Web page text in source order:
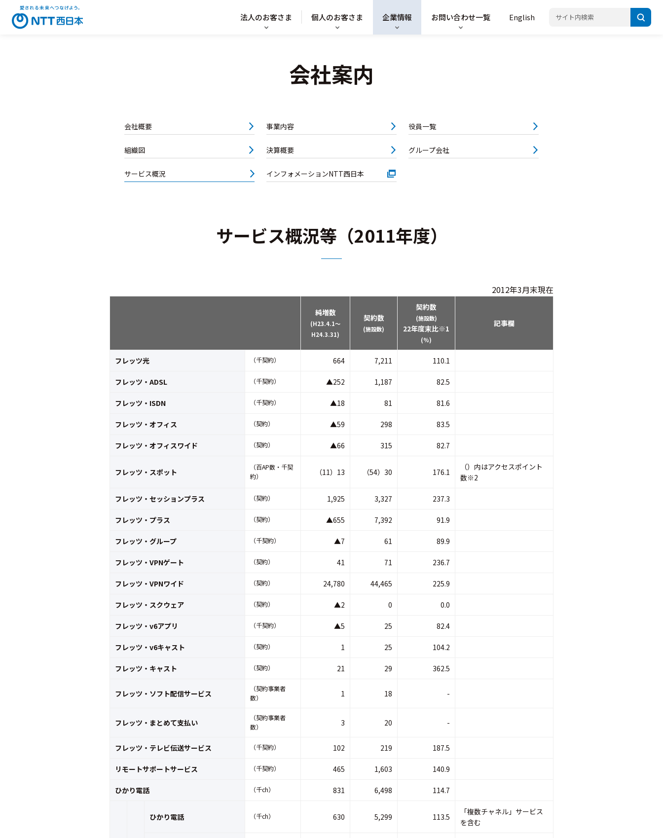
法人のお客さま 個人のお客さま 企業情報 お問い合わせ一覧 English
会社案内
会社概要 事業内容 役員一覧
組織図 決算概要 グループ会社
サービス概況 インフォメーションNTT西日本
サービス概況等（2011年度）
2012年3月末現在
純増数
(H23.4.1～
H24.3.31)
契約数
(施設数)
契約数
(施設数)
22年度末比※1
(%)
記事欄
フレッツ光 （千契約） 664 7,211 110.1
フレッツ・ADSL （千契約） ▲252 1,187 82.5
フレッツ・ISDN （千契約） ▲18 81 81.6
フレッツ・オフィス （契約） ▲59 298 83.5
フレッツ・オフィスワイド （契約） ▲66 315 82.7
フレッツ・スポット
（百AP数・千契
約）
（11）13 （54）30 176.1
（）内はアクセスポイント
数※2
フレッツ・セッションプラス （契約） 1,925 3,327 237.3
フレッツ・プラス （契約） ▲655 7,392 91.9
フレッツ・グループ （千契約） ▲7 61 89.9
フレッツ・VPNゲート （契約） 41 71 236.7
フレッツ・VPNワイド （契約） 24,780 44,465 225.9
フレッツ・スクウェア （契約） ▲2 0 0.0
フレッツ・v6アプリ （千契約） ▲5 25 82.4
フレッツ・v6キャスト （契約） 1 25 104.2
フレッツ・キャスト （契約） 21 29 362.5
フレッツ・ソフト配信サービス
（契約事業者
数）
1 18 -
フレッツ・まとめて支払い
（契約事業者
数）
3 20 -
フレッツ・テレビ伝送サービス （千契約） 102 219 187.5
リモートサポートサービス （千契約） 465 1,603 140.9
ひかり電話 （千ch） 831 6,498 114.7
ひかり電話 （千ch） 630 5,299 113.5
「複数チャネル」サービス
を含む